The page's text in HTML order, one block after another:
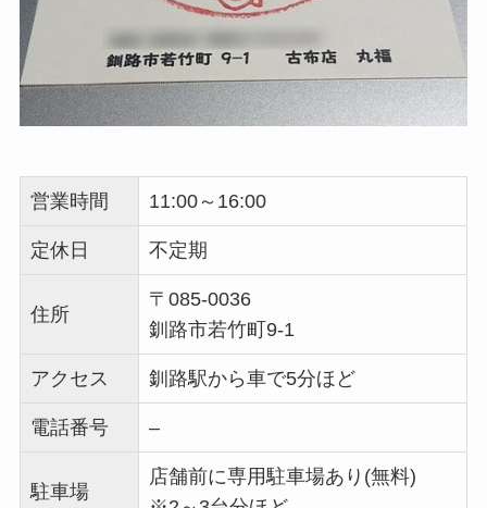
営業時間 11:00～16:00
定休日 不定期
住所
〒085-0036
釧路市若竹町9-1
アクセス 釧路駅から車で5分ほど
電話番号 –
駐車場
店舗前に専用駐車場あり(無料)